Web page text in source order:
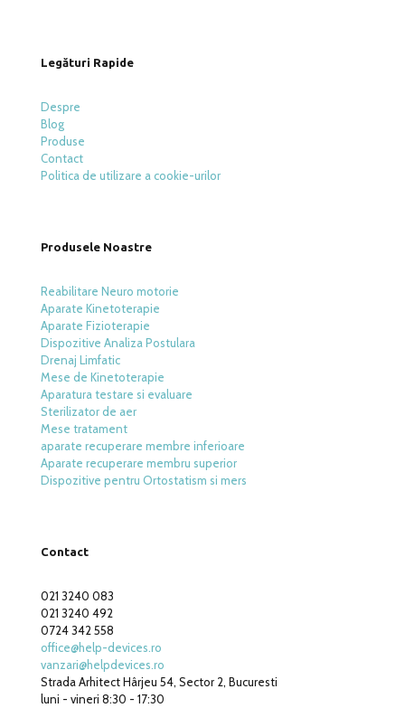
Legături Rapide
Despre
Blog
Produse
Contact
Politica de utilizare a cookie-urilor
Produsele Noastre
Reabilitare Neuro motorie
Aparate Kinetoterapie
Aparate Fizioterapie
Dispozitive Analiza Postulara
Drenaj Limfatic
Mese de Kinetoterapie
Aparatura testare si evaluare
Sterilizator de aer
Mese tratament
aparate recuperare membre inferioare
Aparate recuperare membru superior
Dispozitive pentru Ortostatism si mers
Contact
021 3240 083
021 3240 492
0724 342 558
office@help-devices.ro
vanzari@helpdevices.ro
Strada Arhitect Hârjeu 54, Sector 2, Bucuresti
luni - vineri 8:30 - 17:30